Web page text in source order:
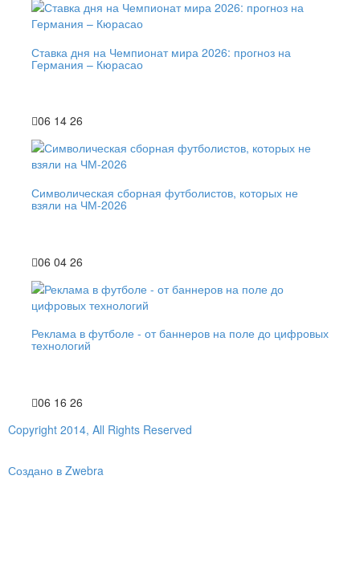
Ставка дня на Чемпионат мира 2026: прогноз на
Германия – Кюрасао
06 14 26
Символическая сборная футболистов, которых не
взяли на ЧМ-2026
06 04 26
Реклама в футболе - от баннеров на поле до цифровых
технологий
06 16 26
Copyright 2014, All Rights Reserved
Создано в Zwebra